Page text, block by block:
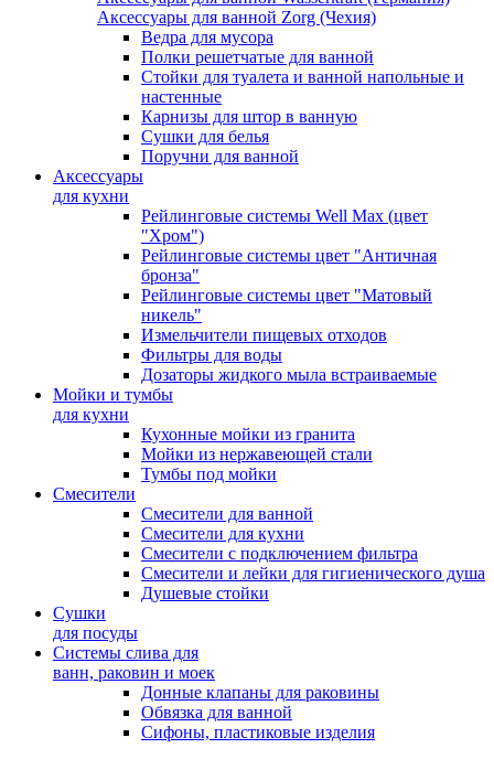
Аксессуары для ванной Zorg (Чехия)
Ведра для мусора
Полки решетчатые для ванной
Стойки для туалета и ванной напольные и
настенные
Карнизы для штор в ванную
Сушки для белья
Поручни для ванной
Аксессуары
для кухни
Рейлинговые системы Well Max (цвет
"Хром")
Рейлинговые системы цвет "Античная
бронза"
Рейлинговые системы цвет "Матовый
никель"
Измельчители пищевых отходов
Фильтры для воды
Дозаторы жидкого мыла встраиваемые
Мойки и тумбы
для кухни
Кухонные мойки из гранита
Мойки из нержавеющей стали
Тумбы под мойки
Смесители
Смесители для ванной
Смесители для кухни
Смесители с подключением фильтра
Cмесители и лейки для гигиенического душа
Душевые стойки
Сушки
для посуды
Системы слива для
ванн, раковин и моек
Донные клапаны для раковины
Обвязка для ванной
Сифоны, пластиковые изделия